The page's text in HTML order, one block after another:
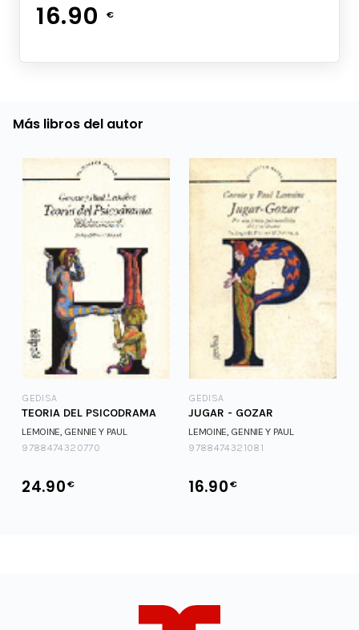
16.90 €
Más libros del autor
GEDISA
TEORIA DEL PSICODRAMA
LEMOINE, GENNIE Y PAUL
9788474320770
24.90€
GEDISA
JUGAR - GOZAR
LEMOINE, GENNIE Y PAUL
9788474321081
16.90€